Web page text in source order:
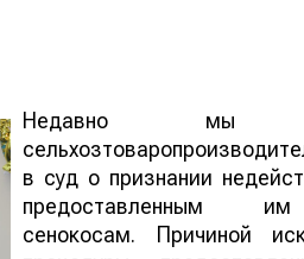
Недавно мы
в суд о признании
предоставленным
сенокосам. Причиной